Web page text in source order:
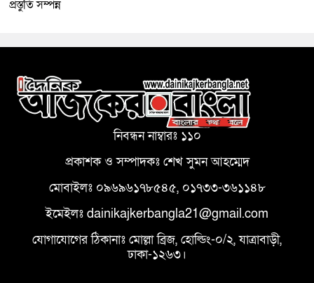
প্রস্তুতি সম্পন্ন
নিবন্ধন নাম্বারঃ ১১০
প্রকাশক ও সম্পাদকঃ শেখ সুমন আহম্মেদ
মোবাইলঃ ০৯৬৯৬১৭৮৫৪৫, ০১৭৩৩-৩৬১১৪৮
ইমেইলঃ dainikajkerbangla21@gmail.com
যোগাযোগের ঠিকানাঃ মোল্লা ব্রিজ, হোল্ডিং-০/২, যাত্রাবাড়ী,
ঢাকা-১২৬৩।